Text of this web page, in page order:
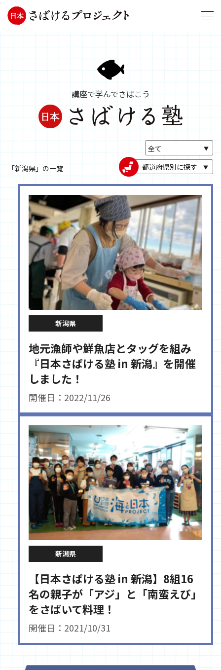
講座で学んでさばこう
「新潟県」の一覧 都道府県別に探す
新潟県
地元漁師や鮮魚店とタッグを組み
『日本さばける塾 in 新潟』を開催
しました！
開催日：2022/11/26
新潟県
【日本さばける塾 in 新潟】8組16
名の親子が「アジ」と「南蛮えび」
をさばいて料理！
開催日：2021/10/31